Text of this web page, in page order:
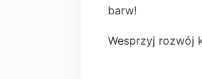
barw!
Wesprzyj rozwój